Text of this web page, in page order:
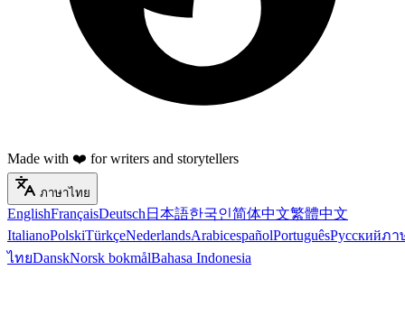
Made with ❤️ for writers and storytellers
ภาษาไทย
EnglishFrançaisDeutsch 日本語한국인简体中文繁體中文
ItalianoPolskiTürkçeNederlandsArabicespañolPortuguêsРусскийภา
ไทยDanskNorsk bokmålBahasa Indonesia